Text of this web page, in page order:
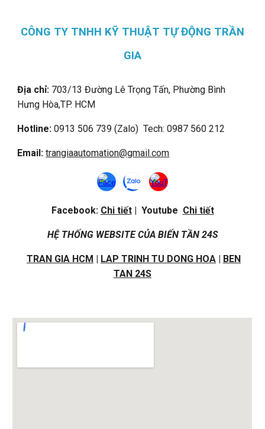
CÔNG TY TNHH KỸ THUẬT TỰ ĐỘNG TRẦN
GIA
Địa chỉ: 703/13 Đường Lê Trọng Tấn, Phường Bình
Hưng Hòa,TP. HCM
Hotline: 0913 506 739 (Zalo) Tech: 0987 560 212
Email:trangiaautomation@gmail.com
Facebook: Chi tiết| Youtube Chi tiết
HỆ THỐNG WEBSITE CỦA BIẾN TẦN 24S
TRAN GIA HCM | LAP TRINH TU DONG HOA | BEN
TAN 24S